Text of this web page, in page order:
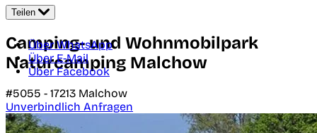
Teilen
Über WhatsApp
Über E-Mail
Über Facebook
Camping- und Wohnmobilpark
Naturcamping Malchow
#5055 - 17213 Malchow
Unverbindlich Anfragen